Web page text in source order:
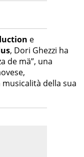
e
, Dori Ghezzi ha
de mä”, una
della sua